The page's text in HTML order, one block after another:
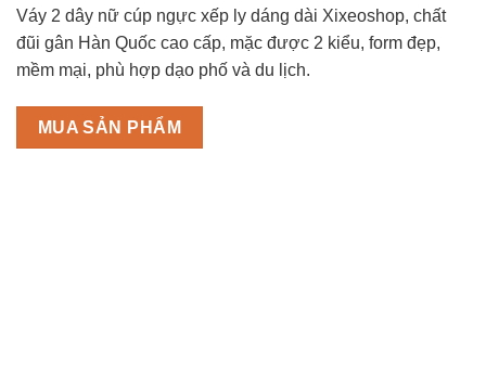
Váy 2 dây nữ cúp ngực xếp ly dáng dài Xixeoshop, chất
đũi gân Hàn Quốc cao cấp, mặc được 2 kiểu, form đẹp,
mềm mại, phù hợp dạo phố và du lịch.
MUA SẢN PHẨM